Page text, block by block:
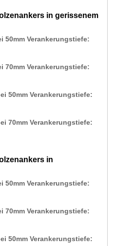
in gerissenem
50mm Verankerungstiefe:
70mm Verankerungstiefe:
50mm Verankerungstiefe:
70mm Verankerungstiefe:
in
50mm Verankerungstiefe:
70mm Verankerungstiefe:
50mm Verankerungstiefe: